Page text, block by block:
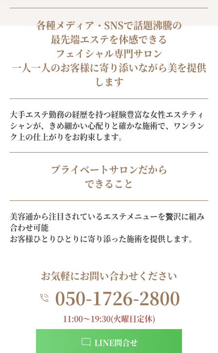
各種メディア・SNSで話題沸騰の
最先端エステを体感できる
フェイシャル専門サロン
一人一人のお客様に寄り添いながら美を提供
します
大手エステ勤務の経歴を持つ経験豊富な女性エステティ
シャンが、きめ細かい心配りと確かな施術で、 ワンラン
ク上の仕上がりをお約束します。
プライベートサロンだから
できること
美容通から注目されているエステメニューを贅沢に組み
合わせ可能
お客様ひとりひとりに寄り添った施術を提供します。
お気軽にお問い合わせください
050-1726-2800
11:00～19:30(火曜日定休)
LINE問合せ